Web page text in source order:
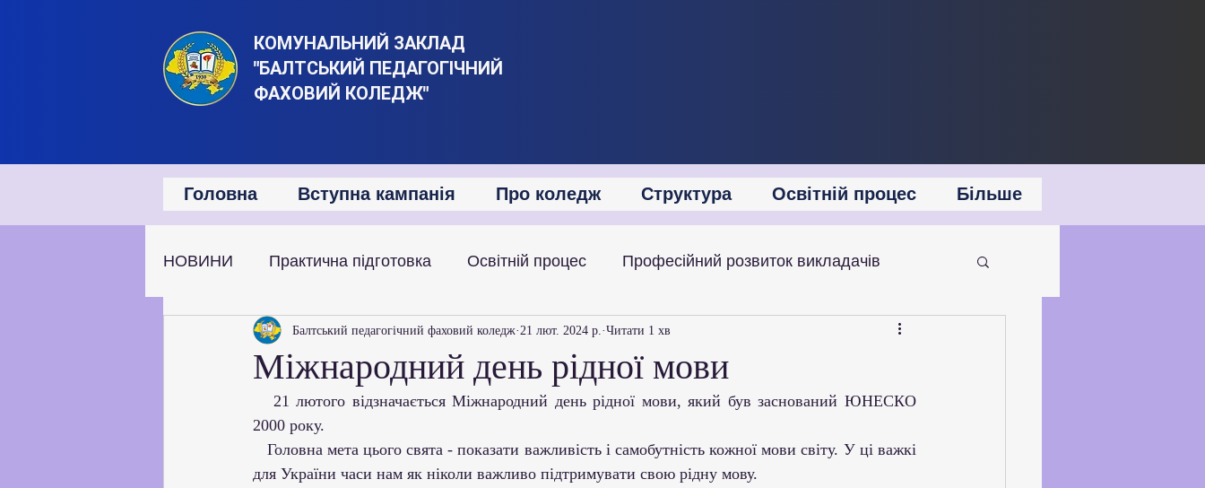
КОМУНАЛЬНИЙ ЗАКЛАД
"БАЛТСЬКИЙ ПЕДАГОГІЧНИЙ
ФАХОВИЙ КОЛЕДЖ"
Головна Вступна кампанія Про коледж Структура Освітній процес Більше
НОВИНИ Практична підготовка Освітній процес Професійний розвиток викладачів
Наукова та дослідницька діяльність Академічна мобільність
Партнерство з українськими ЗВО Робота зі здобувачами освіти Студентське життя
Профорієнтаційна робота Забезпечення якості освіти Співпраця зі стейкхолдерами
Міжнародний день рідної мови
Балтський педагогічний фаховий коледж 21 лют. 2024 р. Читати 1 хв
2000 року.
для України часи нам як ніколи важливо підтримувати свою рідну мову.